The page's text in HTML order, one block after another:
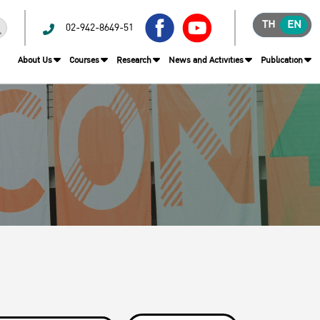
02-942-8649-51 EN
TH
About Us Courses Research News and Activities Publication